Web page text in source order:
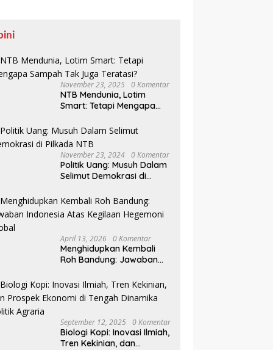
November 23, 2025 0 Komentar
NTB Mendunia, Lotim
Smart: Tetapi Mengapa
Teratasi?
November 23, 2024 0 Komentar
Politik Uang: Musuh Dalam
Selimut Demokrasi di
April 13, 2026 0 Komentar
Menghidupkan Kembali
Roh Bandung: Jawaban
Hegemoni Global
September 12, 2025 0 Komentar
Biologi Kopi: Inovasi Ilmiah,
Tren Kekinian, dan